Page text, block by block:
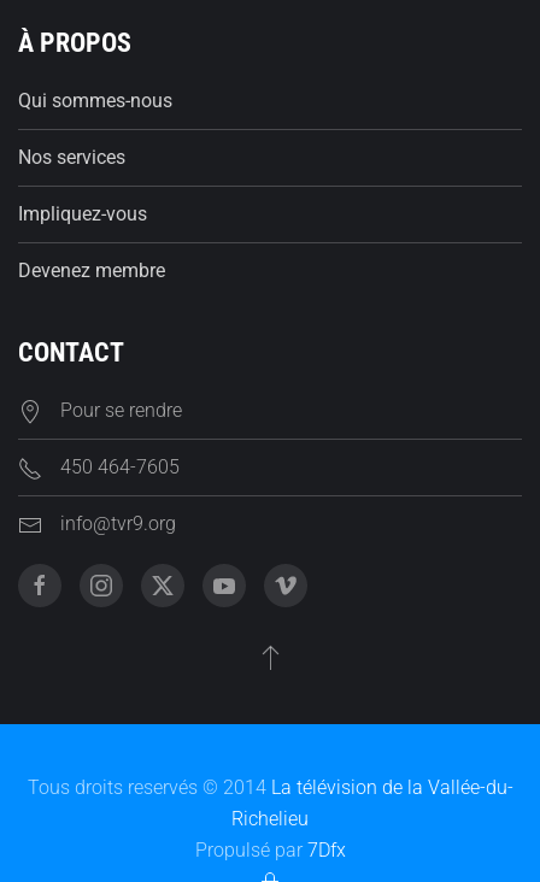
À PROPOS
Qui sommes-nous
Nos services
Impliquez-vous
Devenez membre
CONTACT
Pour se rendre
450 464-7605
info@tvr9.org
Tous droits reservés © 2014 La télévision de la Vallée-du-
Richelieu
Propulsé par 7Dfx